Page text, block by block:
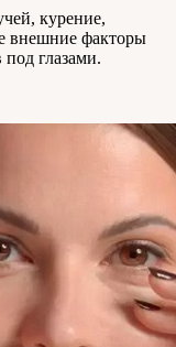
курение,
внешние факторы
глазами.